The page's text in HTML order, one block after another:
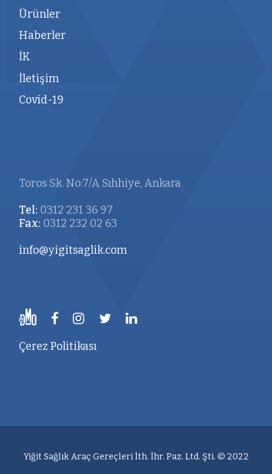
Ürünler
Haberler
İK
İletişim
Covid-19
Toros Sk. No:7/A Sıhhiye, Ankara
Tel: 0312 231 36 97
Fax: 0312 232 02 63
info@yigitsaglik.com
Çerez Politikası
Yiğit Sağlık Araç Gereçleri İth. İhr. Paz. Ltd. Şti. © 2022